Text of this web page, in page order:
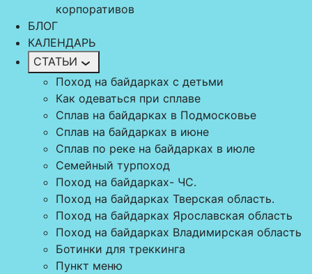
корпоративов
БЛОГ
КАЛЕНДАРЬ
СТАТЬИ
Поход на байдарках с детьми
Как одеваться при сплаве
Сплав на байдарках в Подмосковье
Сплав на байдарках в июне
Сплав по реке на байдарках в июле
Семейный турпоход
Поход на байдарках- ЧС.
Поход на байдарках Тверская область.
Поход на байдарках Ярославская область
Поход на байдарках Владимирская область
Ботинки для треккинга
Пункт меню